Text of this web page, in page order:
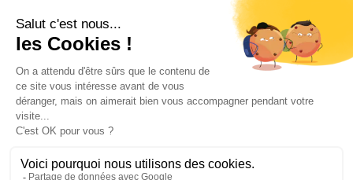
Commande Papier | Nous contacter
|
Paiement sécurisé |
2008 - 2026 © CreaMagic. ALL Rights Reserved.